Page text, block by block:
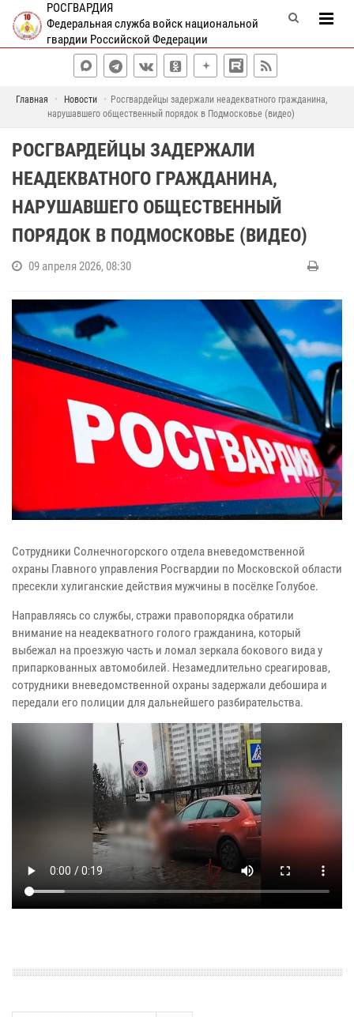
РОСГВАРДИЯ
Федеральная служба войск национальной
гвардии Российской Федерации
Главная Новости
Росгвардейцы задержали неадекватного гражданина,
нарушавшего общественный порядок в Подмосковье (видео)
РОСГВАРДЕЙЦЫ ЗАДЕРЖАЛИ
НЕАДЕКВАТНОГО ГРАЖДАНИНА,
НАРУШАВШЕГО ОБЩЕСТВЕННЫЙ
ПОРЯДОК В ПОДМОСКОВЬЕ (ВИДЕО)
09 апреля 2026, 08:30
Сотрудники Солнечногорского отдела вневедомственной
охраны Главного управления Росгвардии по Московской области
пресекли хулиганские действия мужчины в посёлке Голубое.
Направляясь со службы, стражи правопорядка обратили
внимание на неадекватного голого гражданина, который
выбежал на проезжую часть и ломал зеркала бокового вида у
припаркованных автомобилей. Незамедлительно среагировав,
сотрудники вневедомственной охраны задержали дебошира и
передали его полиции для дальнейшего разбирательства.